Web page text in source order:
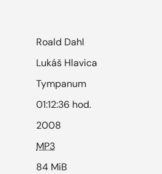
Roald Dahl
Lukáš Hlavica
Tympanum
01:12:36 hod.
2008
MP3
84 MiB